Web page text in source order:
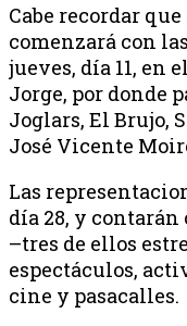
Cabe recordar
comenzará con
jueves, día 11, en
Jorge, por donde
Joglars, El Brujo,
José Vicente
Las
día 28, y
–tres de ellos
espectáculos,
cine y pasacalles.